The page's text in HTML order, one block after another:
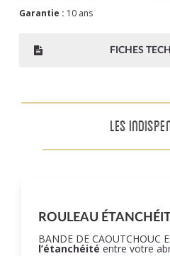
Garantie : 10 ans
FICHES
LES
ROULEAU
BANDE DE CAOUTCHOUC
l’étanchéité entre votre